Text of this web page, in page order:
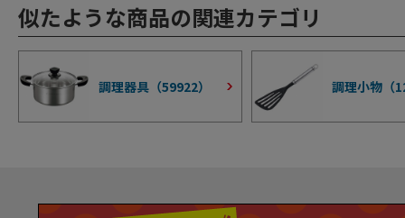
似たような商品の関連カテゴリ
調理器具（59922） 調理小物（